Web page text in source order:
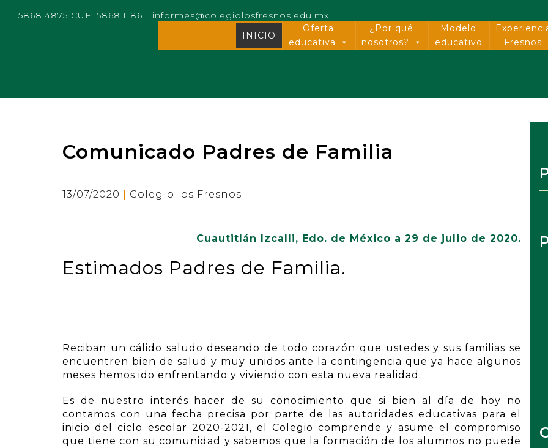
5868.4875 CUF: 5868.1186 | informes@colegiolosfresnos.edu.mx
INICIO
Oferta
educativa
¿Por qué
nosotros?
Modelo
educativo
Fresnos
Comunicado Padres de Familia
13/07/2020 | Colegio los Fresnos
Cuautitlán Izcalli, Edo. de México a 29 de julio de 2020.
Estimados Padres de Familia.
Reciban un cálido saludo deseando de todo corazón que ustedes y sus familias se
encuentren bien de salud y muy unidos ante la contingencia que ya hace algunos
meses hemos ido enfrentando y viviendo con esta nueva realidad.
Es de nuestro interés hacer de su conocimiento que si bien al día de hoy no
contamos con una fecha precisa por parte de las autoridades educativas para el
inicio del ciclo escolar 2020-2021, el Colegio comprende y asume el compromiso
que tiene con su comunidad y sabemos que la formación de los alumnos no puede